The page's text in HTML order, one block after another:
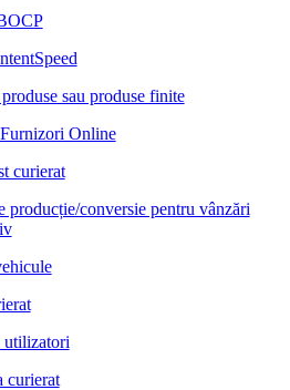
sau produse finite
Online
curierat
producție/conversie pentru vânzări
utilizatori
curierat